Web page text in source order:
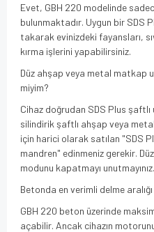
Evet, GBH 220 modelinde
bulunmaktadır. Uygun bir SDS
takarak evinizdeki fayansları,
kırma işlerini yapabilirsiniz.
Düz ahşap veya metal matkap
miyim?
Cihaz doğrudan SDS Plus
silindirik şaftlı ahşap veya
için harici olarak satılan "SDS
mandren" edinmeniz gerekir.
modunu kapatmayı unutmayınız.
Betonda en verimli delme
GBH 220 beton üzerinde
açabilir. Ancak cihazın